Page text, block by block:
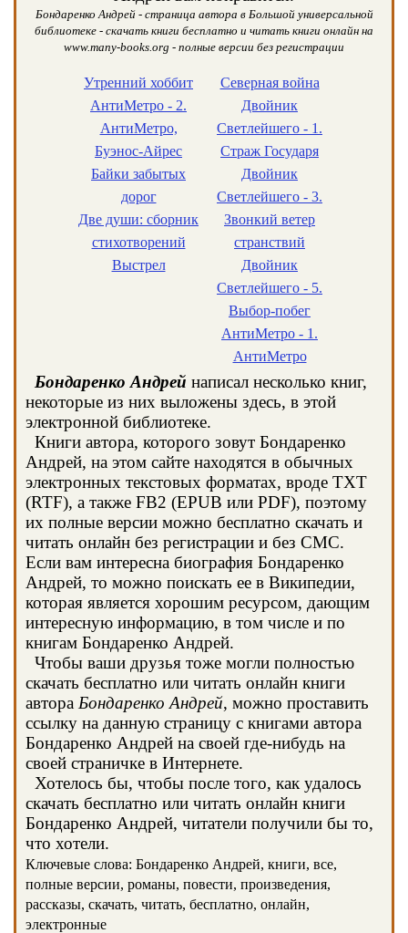
Бондаренко Андрей - страница автора в Большой универсальной
библиотеке - скачать книги бесплатно и читать книги онлайн на
www.many-books.org - полные версии без регистрации
Утренний хоббит
АнтиМетро - 2.
АнтиМетро,
Буэнос-Айрес
Байки забытых
дорог
Две души: сборник
стихотворений
Выстрел
Северная война
Двойник
Светлейшего - 1.
Страж Государя
Двойник
Светлейшего - 3.
Звонкий ветер
странствий
Двойник
Светлейшего - 5.
Выбор-побег
АнтиМетро - 1.
АнтиМетро
Бондаренко Андрей написал несколько книг,
некоторые из них выложены здесь, в этой
электронной библиотеке.
Книги автора, которого зовут Бондаренко
Андрей, на этом сайте находятся в обычных
электронных текстовых форматах, вроде TXT
(RTF), а также FB2 (EPUB или PDF), поэтому
их полные версии можно бесплатно скачать и
читать онлайн без регистрации и без СМС.
Если вам интересна биография Бондаренко
Андрей, то можно поискать ее в Википедии,
которая является хорошим ресурсом, дающим
интересную информацию, в том числе и по
книгам Бондаренко Андрей.
Чтобы ваши друзья тоже могли полностью
скачать бесплатно или читать онлайн книги
автора Бондаренко Андрей, можно проставить
ссылку на данную страницу с книгами автора
Бондаренко Андрей на своей где-нибудь на
своей страничке в Интернете.
Хотелось бы, чтобы после того, как удалось
скачать бесплатно или читать онлайн книги
Бондаренко Андрей, читатели получили бы то,
что хотели.
Ключевые слова: Бондаренко Андрей, книги, все,
полные версии, романы, повести, произведения,
рассказы, скачать, читать, бесплатно, онлайн,
электронные